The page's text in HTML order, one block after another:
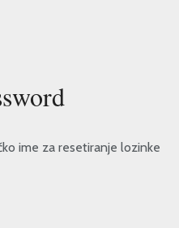
ime za resetiranje lozinke